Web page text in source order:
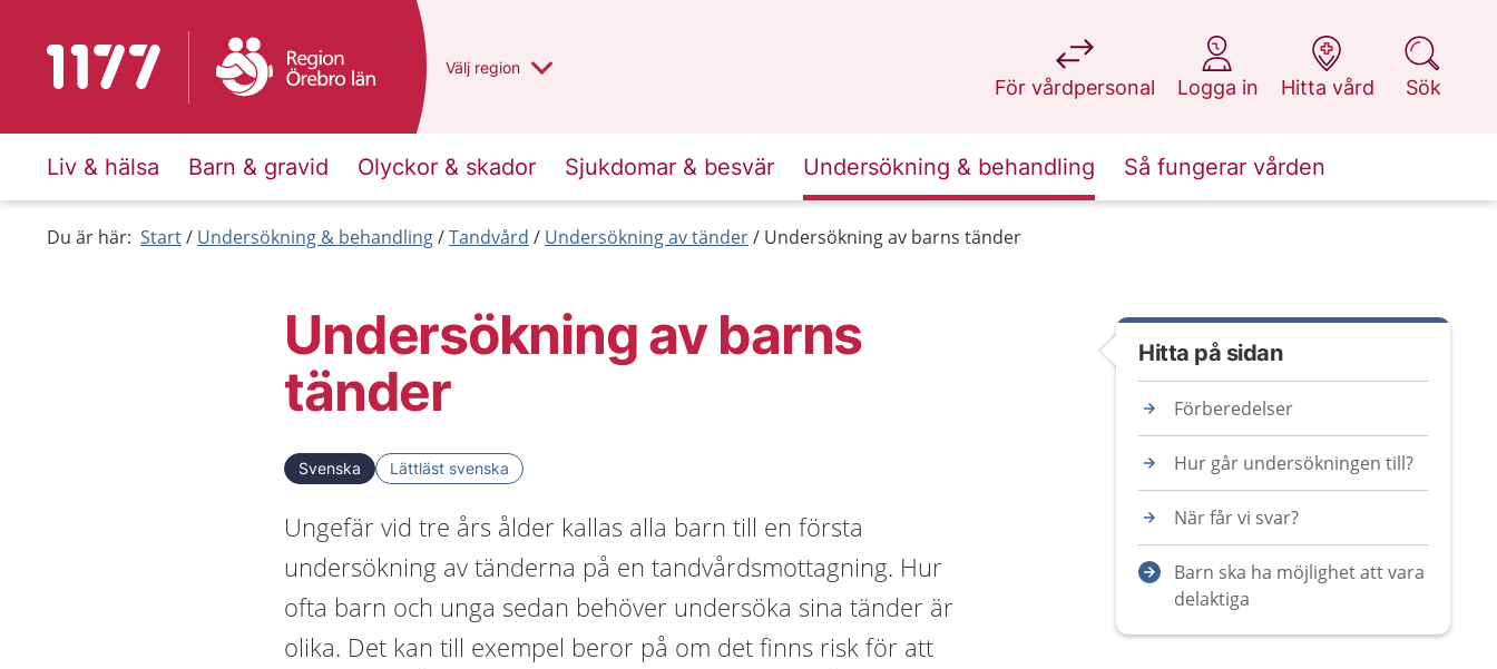
Till startsidan för 1177 Du har valt region
Välj en annan
region
För vårdpersonal
på 1177.se
Logga in
på 1177.se
Hitta vård
på 1177.se
Sök
på 1177.se
Liv & hälsa Barn & gravid Olyckor & skador Sjukdomar & besvär Undersökning & behandling Så fungerar vården
Du är här: Start Undersökning & behandling Tandvård Undersökning av tänder Undersökning av barns tänder
Undersökning av barns
tänder
Svenska Lättläst svenska
Ungefär vid tre års ålder kallas alla barn till en första
undersökning av tänderna på en tandvårdsmottagning. Hur
ofta barn och unga sedan behöver undersöka sina tänder är
olika. Det kan till exempel beror på om det finns risk för att
Hitta på sidan
Förberedelser
Hur går undersökningen till?
När får vi svar?
Barn ska ha möjlighet att vara
delaktiga